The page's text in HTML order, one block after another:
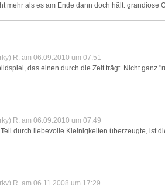
mehr als es am Ende dann doch hält:
R. am 06.09.2010 um 07:51
das einen durch die Zeit trägt. Nicht
R. am 06.09.2010 um 07:49
durch liebevolle Kleinigkeiten überzeugte, ist
R. am 06.11.2008 um 17:29